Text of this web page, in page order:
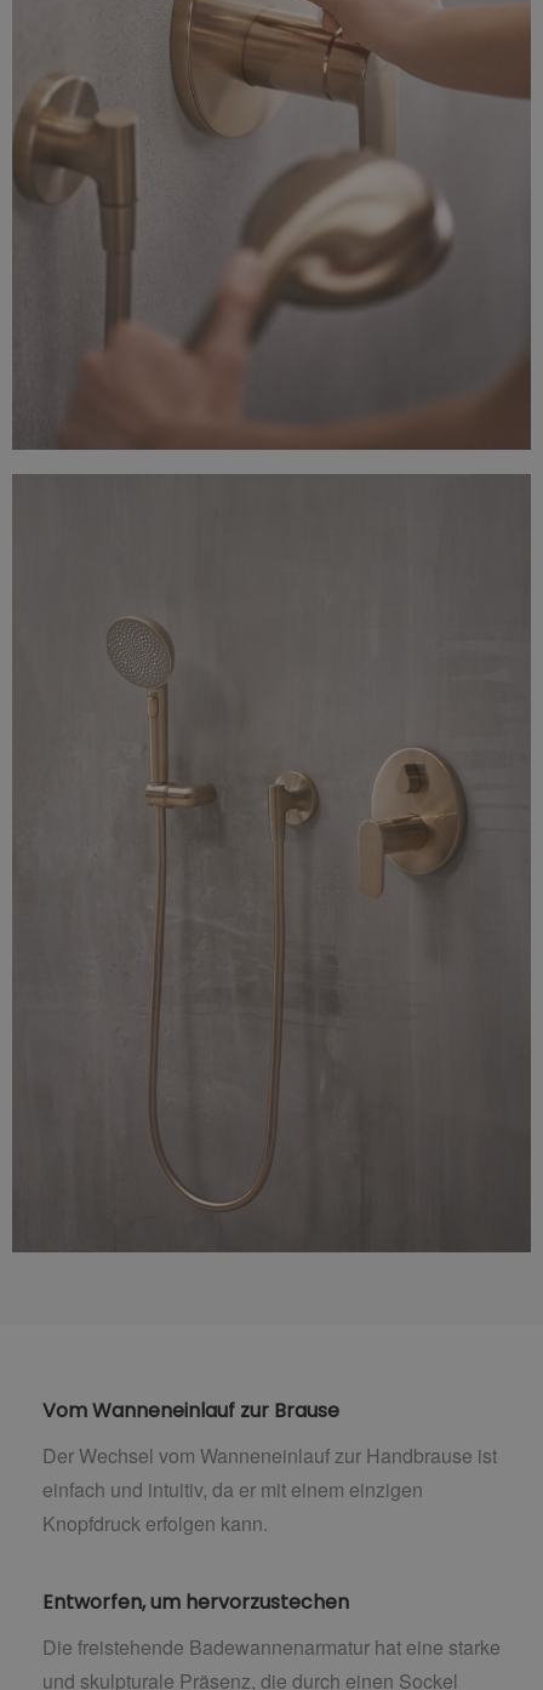
Vom Wanneneinlauf zur Brause
Der Wechsel vom Wanneneinlauf zur Handbrause ist
einfach und intuitiv, da er mit einem einzigen
Knopfdruck erfolgen kann.
Entworfen, um hervorzustechen
Die freistehende Badewannenarmatur hat eine starke
und skulpturale Präsenz, die durch einen Sockel